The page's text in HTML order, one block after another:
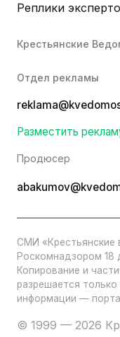
Реплики
Крестьянские
Отдел рекламы
Разместить
Продюсер
СМИ «Крестьянские
Роскомнадзором 18
Копирование и
разрешается только
информации —
© 1999 — 2026